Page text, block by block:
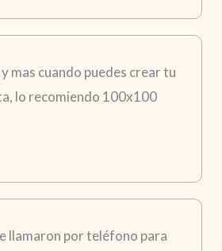
mas cuando puedes crear tu
lo recomiendo 100x100
llamaron por teléfono para